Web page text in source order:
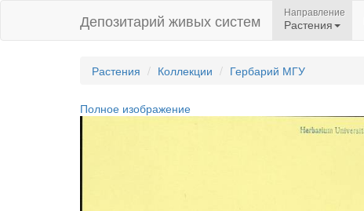
Депозитарий живых систем Направление
Растения
Растения Коллекции Гербарий МГУ
Полное изображение